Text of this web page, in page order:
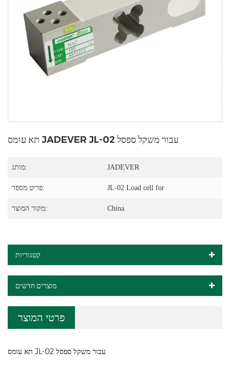
תא עומס JADEVER JL-02 עבור משקל ספסל
מותג: JADEVER
פריט מספר: JL-02 Load cell for
מקור המוצר: China
קטגוריות
מוצרים חדשים
פרטי המוצר
תא עומס JL-02 עבור משקל ספסל